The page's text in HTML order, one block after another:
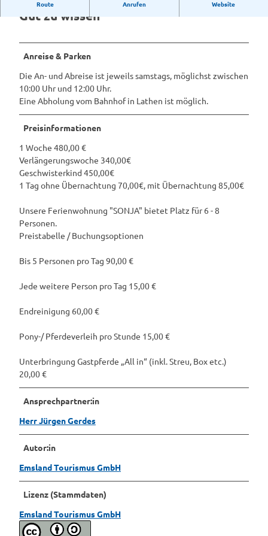
Route Anrufen Website
Gut zu wissen
Anreise & Parken
Die An- und Abreise ist jeweils samstags, möglichst zwischen
10:00 Uhr und 12:00 Uhr.
Eine Abholung vom Bahnhof in Lathen ist möglich.
Preisinformationen
1 Woche 480,00 €
Verlängerungswoche 340,00€
Geschwisterkind 450,00€
1 Tag ohne Übernachtung 70,00€, mit Übernachtung 85,00€
Unsere Ferienwohnung "SONJA" bietet Platz für 6 - 8
Personen.
Preistabelle / Buchungsoptionen
Bis 5 Personen pro Tag 90,00 €
Jede weitere Person pro Tag 15,00 €
Endreinigung 60,00 €
Pony-/ Pferdeverleih pro Stunde 15,00 €
Unterbringung Gastpferde „All in“ (inkl. Streu, Box etc.)
20,00 €
Ansprechpartner:in
Herr Jürgen Gerdes
Autor:in
Emsland Tourismus GmbH
Lizenz (Stammdaten)
Emsland Tourismus GmbH